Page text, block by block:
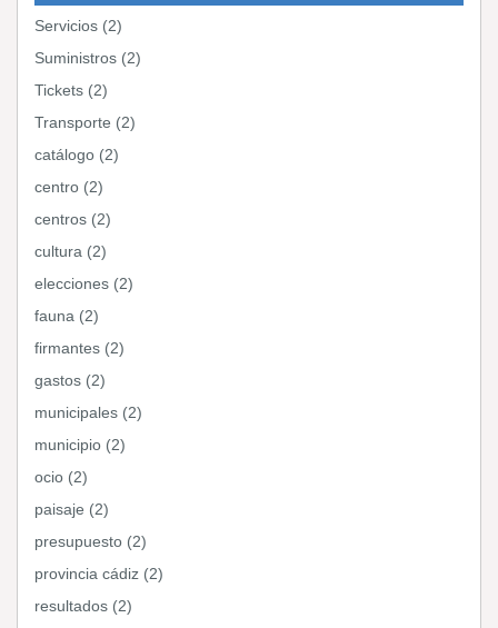
Servicios (2)
Suministros (2)
Tickets (2)
Transporte (2)
catálogo (2)
centro (2)
centros (2)
cultura (2)
elecciones (2)
fauna (2)
firmantes (2)
gastos (2)
municipales (2)
municipio (2)
ocio (2)
paisaje (2)
presupuesto (2)
provincia cádiz (2)
resultados (2)